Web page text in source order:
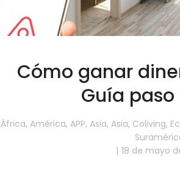
Cómo ganar
Guía
África, América, APP, Asia, Asia, Coliving,
18 de mayo